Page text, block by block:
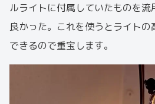
ルライトに付属していたものを
良かった。これを使うとライト
できるので重宝します。